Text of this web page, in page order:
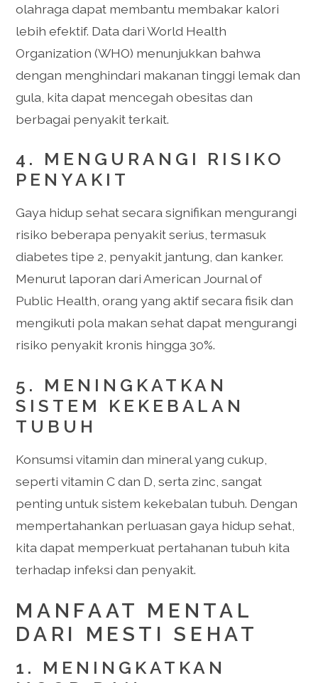
olahraga dapat membantu membakar kalori
lebih efektif. Data dari World Health
Organization (WHO) menunjukkan bahwa
dengan menghindari makanan tinggi lemak dan
gula, kita dapat mencegah obesitas dan
berbagai penyakit terkait.
4. MENGURANGI RISIKO
PENYAKIT
Gaya hidup sehat secara signifikan mengurangi
risiko beberapa penyakit serius, termasuk
diabetes tipe 2, penyakit jantung, dan kanker.
Menurut laporan dari American Journal of
Public Health, orang yang aktif secara fisik dan
mengikuti pola makan sehat dapat mengurangi
risiko penyakit kronis hingga 30%.
5. MENINGKATKAN
SISTEM KEKEBALAN
TUBUH
Konsumsi vitamin dan mineral yang cukup,
seperti vitamin C dan D, serta zinc, sangat
penting untuk sistem kekebalan tubuh. Dengan
mempertahankan perluasan gaya hidup sehat,
kita dapat memperkuat pertahanan tubuh kita
terhadap infeksi dan penyakit.
MANFAAT MENTAL
DARI MESTI SEHAT
1. MENINGKATKAN